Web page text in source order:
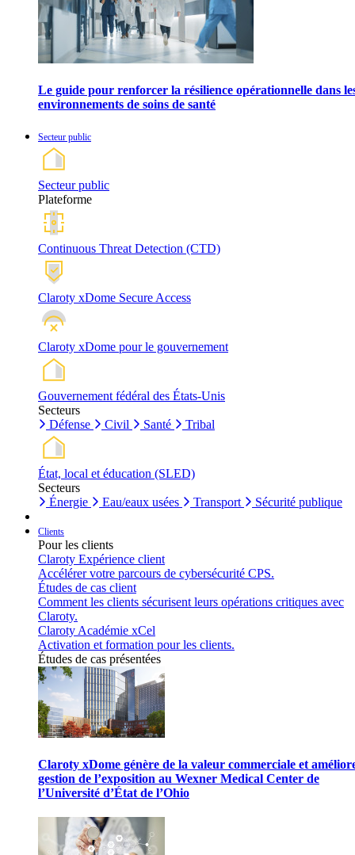
Le guide pour renforcer la résilience opérationnelle dans
environnements de soins de santé
Secteur public
Secteur public
Plateforme
Continuous Threat Detection (CTD)
Claroty xDome Secure Access
Claroty xDome pour le gouvernement
Gouvernement fédéral des États-Unis
Secteurs
Défense
Civil Santé Tribal
État, local et éducation (SLED)
Secteurs
Énergie
Eau/eaux usées Transport Sécurité publique
Clients
Pour les clients
Claroty Expérience client
Accélérer votre parcours de cybersécurité CPS.
Études de cas client
Comment les clients sécurisent leurs opérations critiques avec
Claroty.
Claroty Académie xCel
Activation et formation pour les clients.
Études de cas présentées
Claroty xDome génère de la valeur commerciale et
gestion de l’exposition au Wexner Medical Center de
l’Université d’État de l’Ohio